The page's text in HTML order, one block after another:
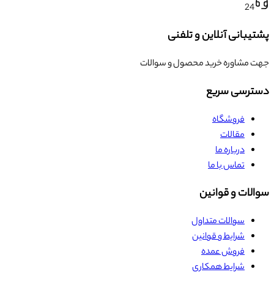
24
پشتیبانی آنلاین و تلفنی
جهت مشاوره خرید محصول و سوالات
دسترسی سریع
فروشگاه
مقالات
درباره ما
تماس با ما
سوالات و قوانین
سوالات متداول
شرایط و قوانین
فروش عمده
شرایط همکاری